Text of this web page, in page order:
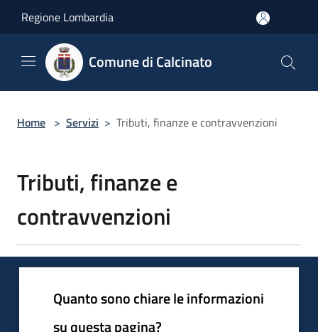
Regione Lombardia
Comune di Calcinato
Home > Servizi > Tributi, finanze e contravvenzioni
Tributi, finanze e
contravvenzioni
Quanto sono chiare le informazioni
su questa pagina?